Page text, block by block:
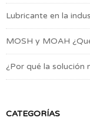
Lubricante en la
MOSH y MOAH
¿Por qué la solución
CATEGORÍAS